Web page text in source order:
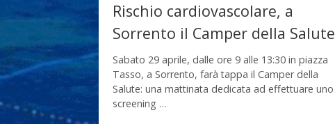
Rischio cardiovascolare, a
Sorrento il Camper della Salute
Sabato 29 aprile, dalle ore 9 alle 13:30 in piazza
Tasso, a Sorrento, farà tappa il Camper della
Salute: una mattinata dedicata ad effettuare uno
screening …